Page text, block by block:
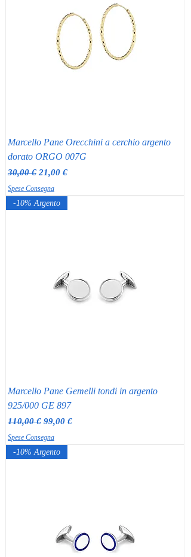
Marcello Pane Orecchini a cerchio argento
dorato ORGO 007G
Prezzo regolare
30,00 € Prezzo scontato
21,00 €
Spese Consegna
-10% Argento
Marcello Pane Gemelli tondi in argento
925/000 GE 897
Prezzo regolare
110,00 € Prezzo scontato
99,00 €
Spese Consegna
-10% Argento